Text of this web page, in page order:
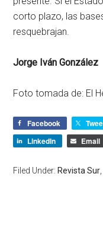
corto plazo, las
resquebrajan.
Jorge Iván González
Foto tomada de: El
Facebook
LinkedIn
Email
Filed Under: Revista Sur